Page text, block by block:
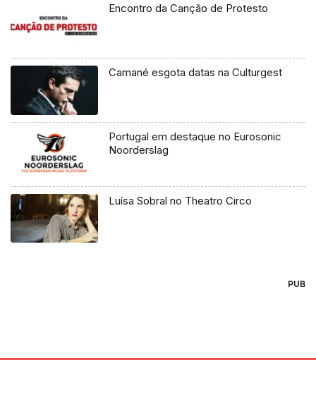
Encontro da Canção de Protesto
Camané esgota datas na Culturgest
Portugal em destaque no Eurosonic
Noorderslag
Luísa Sobral no Theatro Circo
PUB